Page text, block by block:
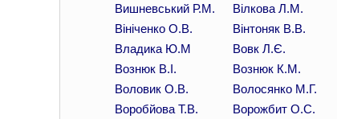
Вишневський Р.М.
Вілкова Л.М.
Вініченко О.В.
Вінтоняк В.В.
Владика Ю.М
Вовк Л.Є.
Вознюк В.І.
Вознюк К.М.
Воловик О.В.
Волосянко М.Г.
Воробйова Т.В.
Ворожбит О.С.